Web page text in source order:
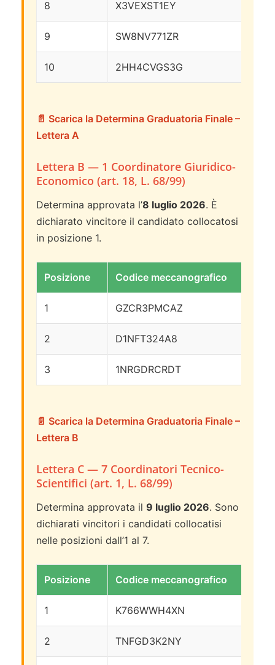
8 X3VEXST1EY
9 SW8NV771ZR
10 2HH4CVGS3G
📄 Scarica la Determina Graduatoria Finale –
Lettera A
Lettera B — 1 Coordinatore Giuridico-
Economico (art. 18, L. 68/99)
Determina approvata l’8 luglio 2026. È
dichiarato vincitore il candidato collocatosi
in posizione 1.
Posizione Codice meccanografico
1 GZCR3PMCAZ
2 D1NFT324A8
3 1NRGDRCRDT
📄 Scarica la Determina Graduatoria Finale –
Lettera B
Lettera C — 7 Coordinatori Tecnico-
Scientifici (art. 1, L. 68/99)
Determina approvata il 9 luglio 2026. Sono
dichiarati vincitori i candidati collocatisi
nelle posizioni dall’1 al 7.
Posizione Codice meccanografico
1 K766WWH4XN
2 TNFGD3K2NY